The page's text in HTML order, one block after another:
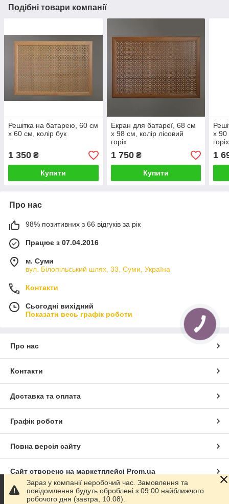
Подібні товари компанії
Решітка на батарею, 60 см
х 60 см, колір бук
1 350 ₴
Купити
Екран для батареї, 68 см
х 98 см, колір лісовий
горіх
1 750₴
Купити
х 90
горіх
1
Про нас
98% позитивних з 66 відгуків за рік
Працює з 07.04.2016
м. Суми
вул. Білопільський шлях, 33, Суми, Україна
Контакти
Сьогодні вихідний
Показати весь графік роботи
Про нас
Контакти
Доставка та оплата
Графік роботи
Повна версія сайту
Сайт створено на маркетплейсі Prom.ua
Політика конфіденційності
Зараз у компанії неробочий час. Замовлення та
повідомлення будуть оброблені з 09:00 найближчого
робочого дня (завтра, 10.08).